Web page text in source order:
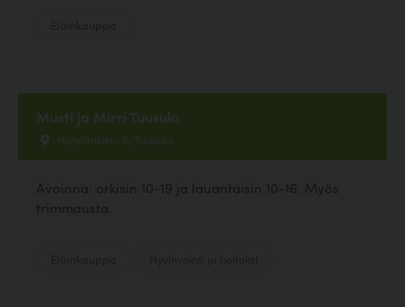
Musti ja Mirri Tuusula
Hyrylänkatu 6, Tuusula
Avoinna: arkisin 10-19 ja lauantaisin 10-16. Myös
trimmausta.